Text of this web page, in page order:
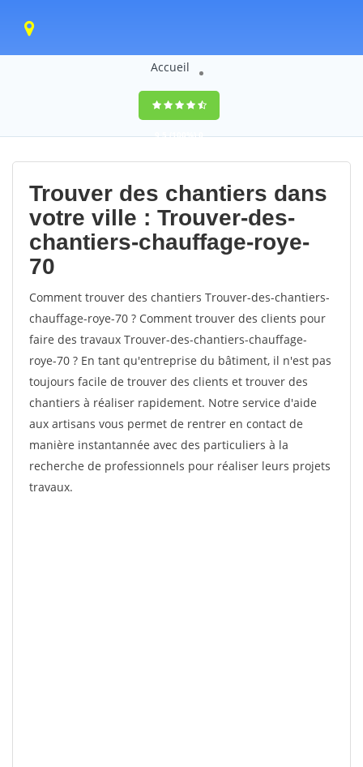
Accueil
9,5(100%)0
votes
Trouver des chantiers dans
votre ville : Trouver-des-
chantiers-chauffage-roye-
70
Comment trouver des chantiers Trouver-des-chantiers-
chauffage-roye-70 ? Comment trouver des clients pour
faire des travaux Trouver-des-chantiers-chauffage-
roye-70 ? En tant qu'entreprise du bâtiment, il n'est pas
toujours facile de trouver des clients et trouver des
chantiers à réaliser rapidement. Notre service d'aide
aux artisans vous permet de rentrer en contact de
manière instantannée avec des particuliers à la
recherche de professionnels pour réaliser leurs projets
travaux.